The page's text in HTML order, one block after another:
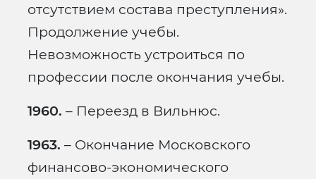
отсутствием состава преступления».
Продолжение учебы.
Невозможность устроиться по
профессии после окончания учебы.
1960. – Переезд в Вильнюс.
1963. – Окончание Московского
финансово-экономического